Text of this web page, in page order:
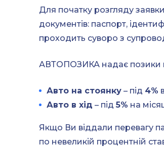
Для початку розгляду
документів: паспорт,
проходить суворо з
АВТОПОЗИКА надає позики
Авто на стоянку – під 4%
Авто в хід – під5% на
Якщо Ви віддали перевагу
по невеликій процентній